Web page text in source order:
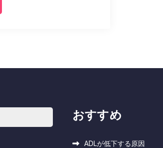
おすすめ
ADLが低下する原因